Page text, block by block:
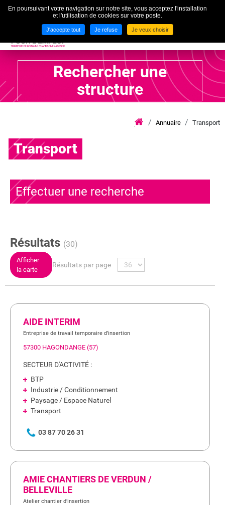
En poursuivant votre navigation sur notre site, vous acceptez l'installation
et l'utilisation de cookies sur votre poste.
J'accepte tout Je refuse Je veux choisir
Rechercher une
structure
iae
Annuaire Transport
Transport
Effectuer une recherche
Résultats (30)
Afficher
la carte
Résultats par page
AIDE INTERIM
Entreprise de travail temporaire d’insertion
57300 HAGONDANGE (57)
SECTEUR D'ACTIVITÉ :
BTP
Industrie / Conditionnement
Paysage / Espace Naturel
Transport
03 87 70 26 31
AMIE CHANTIERS DE VERDUN /
BELLEVILLE
Atelier chantier d’insertion